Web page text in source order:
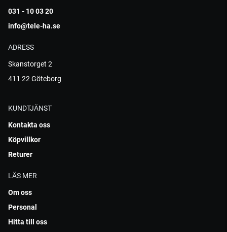
031 - 10 03 20
info@tele-ha.se
ADRESS
Skanstorget 2
411 22 Göteborg
KUNDTJÄNST
Kontakta oss
Köpvillkor
Returer
LÄS MER
Om oss
Personal
Hitta till oss